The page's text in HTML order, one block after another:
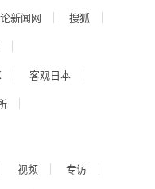
新闻网
搜狐
客观日本
视频
专访